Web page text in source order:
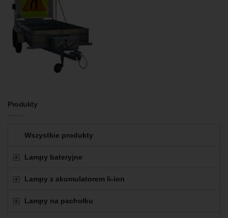
Produkty
Wszystkie produkty
Lampy bateryjne
Lampy z akumulatorem li-ion
Lampy na pachołku